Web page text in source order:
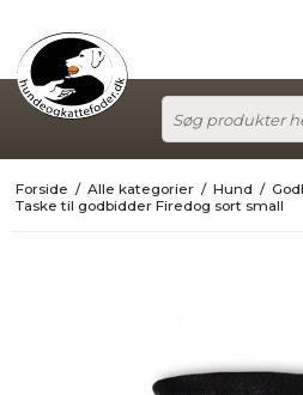
Forside / Alle kategorier / Hund /
Taske til godbidder Firedog sort small